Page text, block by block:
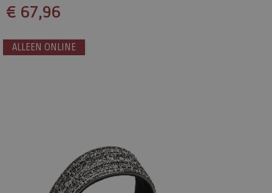
€ 67,96
ALLEEN ONLINE